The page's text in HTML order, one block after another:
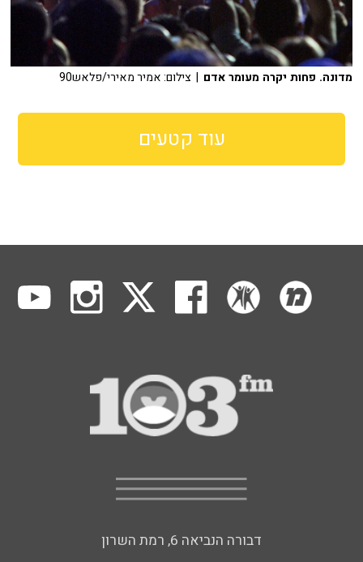
מדונה. פחות יקרה מעומר אדם | צילום: אמיר מאירי/פלאש90
עוד קטעים
דבורה הנביאה 6, רמת השרון